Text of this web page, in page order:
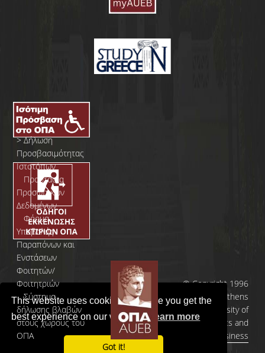
This website uses cookies to ensure you get the
best experience on our website.Learn more
Got it!
>Δήλωση
Προσβασιμότητας
Ιστοτόπων
Προστασία
Προσωπικών
Δεδομένων
Φόρμα
Yποβολής
Παραπόνων και
Ενστάσεων
Φοιτητών/
Φοιτητριών
>Σύστημα
δήλωσης βλαβών
στους χώρους του
ΟΠΑ
© Copyright 1996
- 2026 | Athens
University of
Economics and
Business